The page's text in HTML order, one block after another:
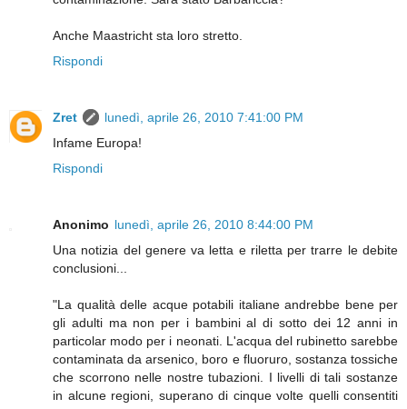
Anche Maastricht sta loro stretto.
Rispondi
Zret
lunedì, aprile 26, 2010 7:41:00 PM
Infame Europa!
Rispondi
Anonimo lunedì, aprile 26, 2010 8:44:00 PM
Una notizia del genere va letta e riletta per trarre le debite
conclusioni...
"La qualità delle acque potabili italiane andrebbe bene per
gli adulti ma non per i bambini al di sotto dei 12 anni in
particolar modo per i neonati. L'acqua del rubinetto sarebbe
contaminata da arsenico, boro e fluoruro, sostanza tossiche
che scorrono nelle nostre tubazioni. I livelli di tali sostanze
in alcune regioni, superano di cinque volte quelli consentiti